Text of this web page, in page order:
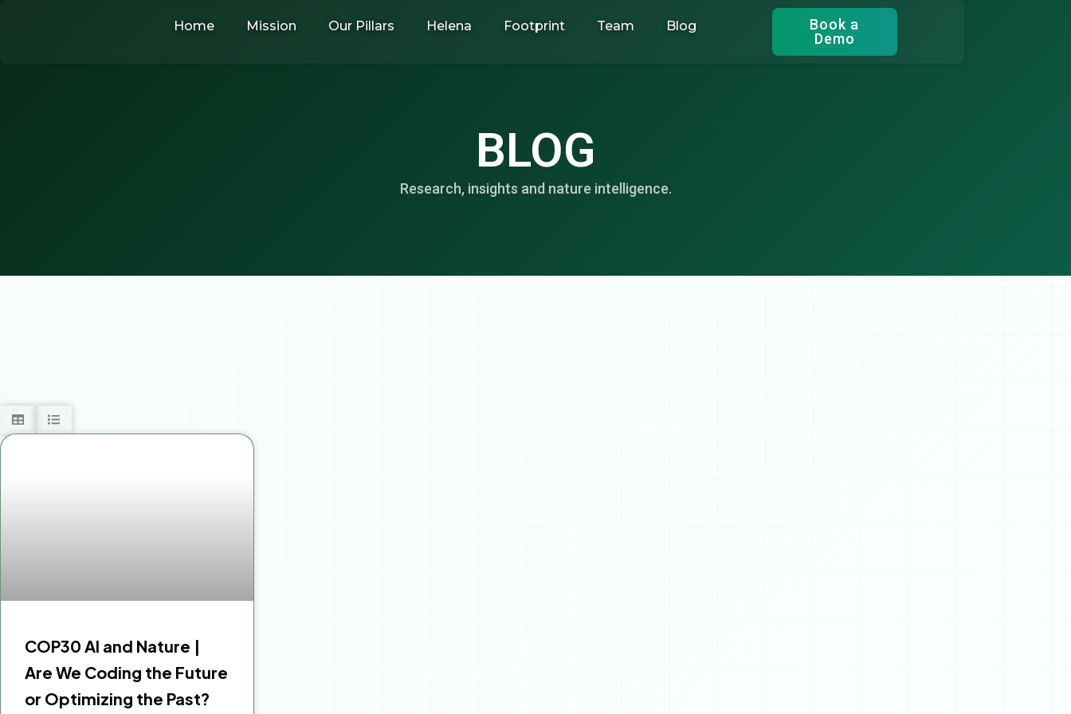
Home Mission Our Pillars Helena Footprint Team Blog
Book a
Demo
BLOG
Research, insights and nature intelligence.
COP30 AI and Nature |
Are We Coding the Future
or Optimizing the Past?